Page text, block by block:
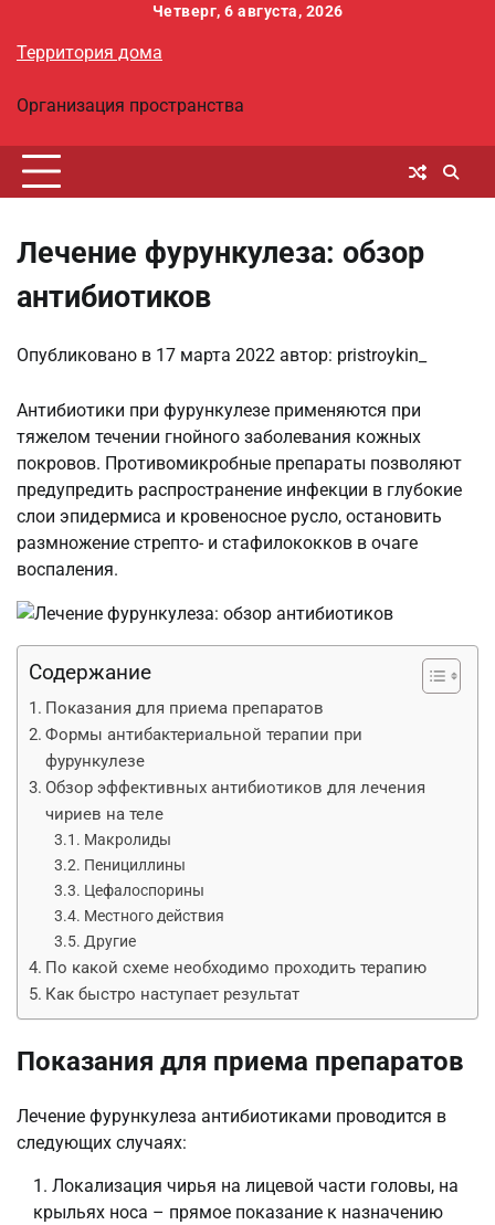
содержимому
Четверг, 6 августа, 2026
Территория дома
Организация пространства
Лечение фурункулеза: обзор
антибиотиков
Опубликовано в 17 марта 2022 автор: pristroykin_
Антибиотики при фурункулезе применяются при
тяжелом течении гнойного заболевания кожных
покровов. Противомикробные препараты позволяют
предупредить распространение инфекции в глубокие
слои эпидермиса и кровеносное русло, остановить
размножение стрепто- и стафилококков в очаге
воспаления.
Содержание
Показания для приема препаратов
Формы антибактериальной терапии при
фурункулезе
Обзор эффективных антибиотиков для лечения
чириев на теле
Макролиды
Пенициллины
Цефалоспорины
Местного действия
Другие
По какой схеме необходимо проходить терапию
Как быстро наступает результат
Показания для приема препаратов
Лечение фурункулеза антибиотиками проводится в
следующих случаях:
Локализация чирья на лицевой части головы, на
крыльях носа – прямое показание к назначению